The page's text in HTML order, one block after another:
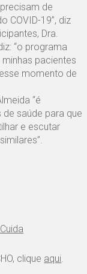
de
COVID-19”, diz
Dra.
“o programa
pacientes
momento de
“é
saúde para que
e escutar
clique aqui.